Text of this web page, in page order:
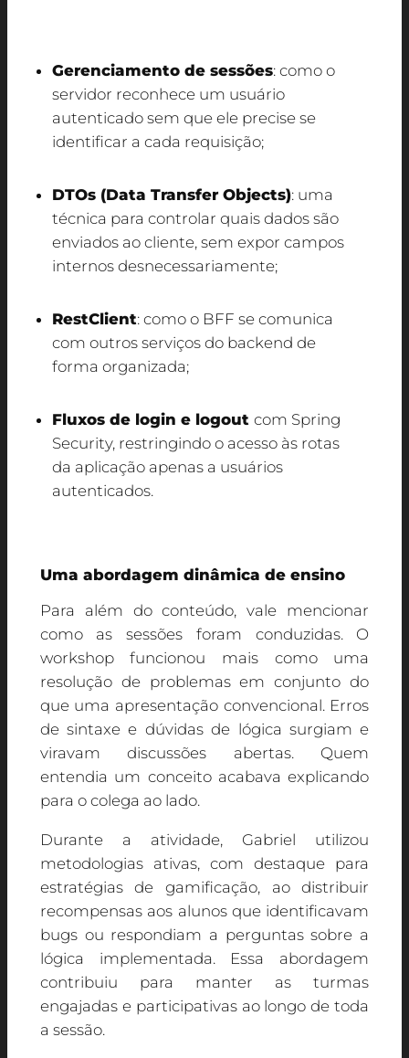
Gerenciamento de sessões: como o
servidor reconhece um usuário
autenticado sem que ele precise se
identificar a cada requisição;
DTOs (Data Transfer Objects): uma
técnica para controlar quais dados são
enviados ao cliente, sem expor campos
internos desnecessariamente;
RestClient: como o BFF se comunica
com outros serviços do backend de
forma organizada;
Fluxos de login e logoutcom Spring
Security, restringindo o acesso às rotas
da aplicação apenas a usuários
autenticados.
Uma abordagem dinâmica de ensino
Para além do conteúdo, vale mencionar
como as sessões foram conduzidas. O
workshop funcionou mais como uma
resolução de problemas em conjunto do
que uma apresentação convencional. Erros
de sintaxe e dúvidas de lógica surgiam e
viravam discussões abertas. Quem
entendia um conceito acabava explicando
para o colega ao lado.
Durante a atividade, Gabriel utilizou
metodologias ativas, com destaque para
estratégias de gamificação, ao distribuir
recompensas aos alunos que identificavam
bugs ou respondiam a perguntas sobre a
lógica implementada. Essa abordagem
contribuiu para manter as turmas
engajadas e participativas ao longo de toda
a sessão.